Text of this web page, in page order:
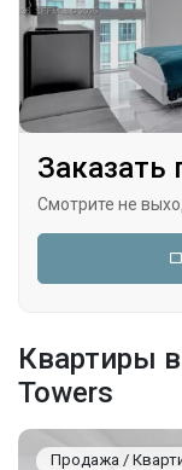
Заказать
Смотрите не
Квартиры
Towers
Продажа /